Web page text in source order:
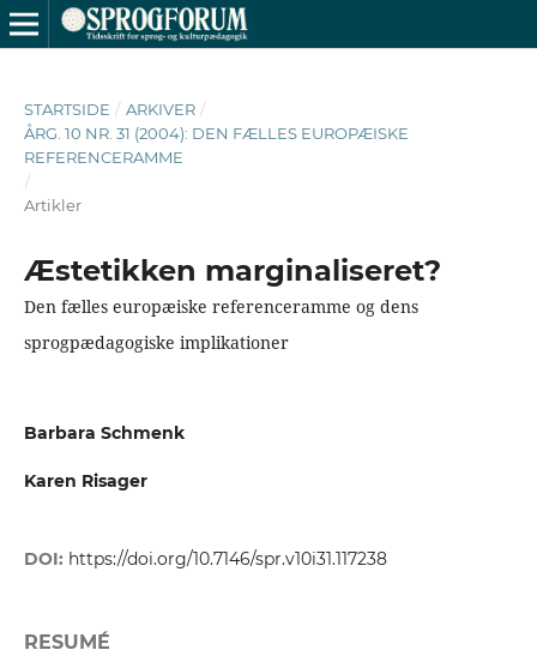
STARTSIDE / ARKIVER /
ÅRG. 10 NR. 31 (2004): DEN FÆLLES EUROPÆISKE
REFERENCERAMME
/
Artikler
Æstetikken marginaliseret?
Den fælles europæiske referenceramme og dens
sprogpædagogiske implikationer
Barbara Schmenk
Karen Risager
DOI: https://doi.org/10.7146/spr.v10i31.117238
RESUMÉ